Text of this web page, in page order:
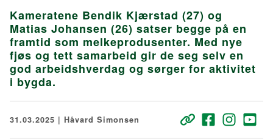
Kameratene Bendik Kjærstad (27) og
Matias Johansen (26) satser begge på en
framtid som melkeprodusenter. Med nye
fjøs og tett samarbeid gir de seg selv en
god arbeidshverdag og sørger for aktivitet
i bygda.
31.03.2025 | Håvard Simonsen